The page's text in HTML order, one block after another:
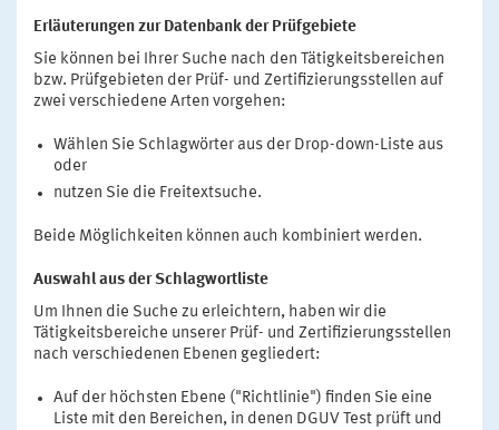
Erläuterungen zur Datenbank der Prüfgebiete
Sie können bei Ihrer Suche nach den Tätigkeitsbereichen
bzw. Prüfgebieten der Prüf- und Zertifizierungsstellen auf
zwei verschiedene Arten vorgehen:
Wählen Sie Schlagwörter aus der Drop-down-Liste aus
oder
nutzen Sie die Freitextsuche.
Beide Möglichkeiten können auch kombiniert werden.
Auswahl aus der Schlagwortliste
Um Ihnen die Suche zu erleichtern, haben wir die
Tätigkeitsbereiche unserer Prüf- und Zertifizierungsstellen
nach verschiedenen Ebenen gegliedert:
Auf der höchsten Ebene ("Richtlinie") finden Sie eine
Liste mit den Bereichen, in denen DGUV Test prüft und